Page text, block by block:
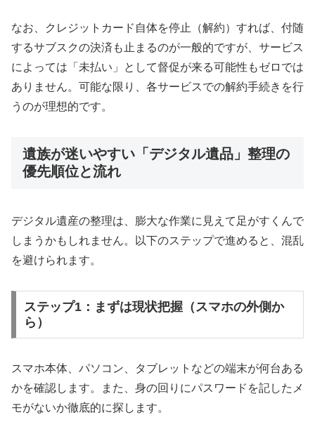
なお、クレジットカード自体を停止（解約）すれば、付随
するサブスクの決済も止まるのが一般的ですが、サービス
によっては「未払い」として督促が来る可能性もゼロでは
ありません。可能な限り、各サービスでの解約手続きを行
うのが理想的です。
遺族が迷いやすい「デジタル遺品」整理の
優先順位と流れ
デジタル遺産の整理は、膨大な作業に見えて足がすくんで
しまうかもしれません。以下のステップで進めると、混乱
を避けられます。
ステップ1：まずは現状把握（スマホの外側か
ら）
スマホ本体、パソコン、タブレットなどの端末が何台ある
かを確認します。また、身の回りにパスワードを記したメ
モがないか徹底的に探します。